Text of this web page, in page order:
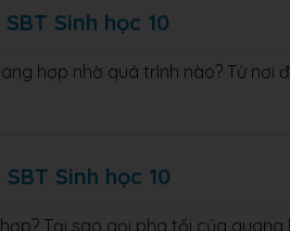
Sinh học 10
hợp nhờ quá trình nào? Từ
Sinh học 10
Tại sao gọi pha tối của quang